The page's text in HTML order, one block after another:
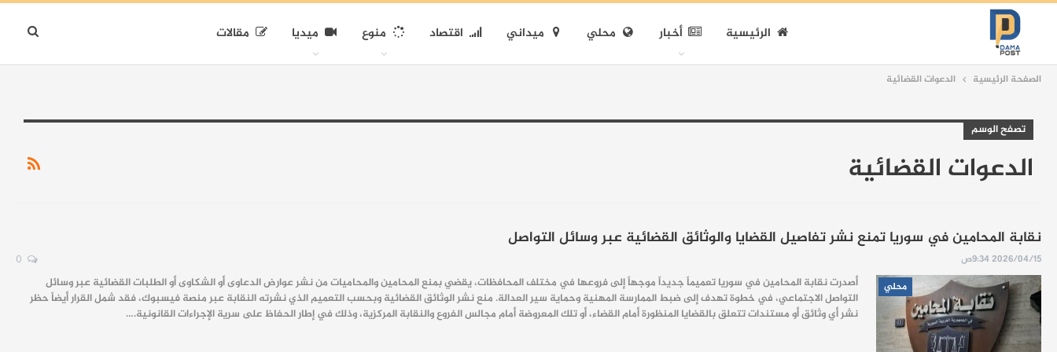
الرئيسية أخبار محلي ميداني اقتصاد منوع ميديا مقالات
الصفحة الرئيسية الدعوات القضائية
تصفح الوسم
الدعوات القضائية
نقابة المحامين في سوريا تمنع نشر تفاصيل القضايا والوثائق القضائية عبر وسائل التواصل
2026/04/15 9:34ص
محلي
أصدرت نقابة المحامين في سوريا تعميماً جديداً موجهاً إلى فروعها في مختلف المحافظات، يقضي بمنع المحامين والمحاميات من نشر عوارض الدعاوى أو الشكاوى أو الطلبات القضائية عبر وسائل
التواصل الاجتماعي، في خطوة تهدف إلى ضبط الممارسة المهنية وحماية سير العدالة. منع نشر الوثائق القضائية وبحسب التعميم الذي نشرته النقابة عبر منصة فيسبوك، فقد شمل القرار أيضاً حظر
نشر أي وثائق أو مستندات تتعلق بالقضايا المنظورة أمام القضاء، أو تلك المعروضة أمام مجالس الفروع والنقابة المركزية، وذلك في إطار الحفاظ على سرية الإجراءات القانونية.…